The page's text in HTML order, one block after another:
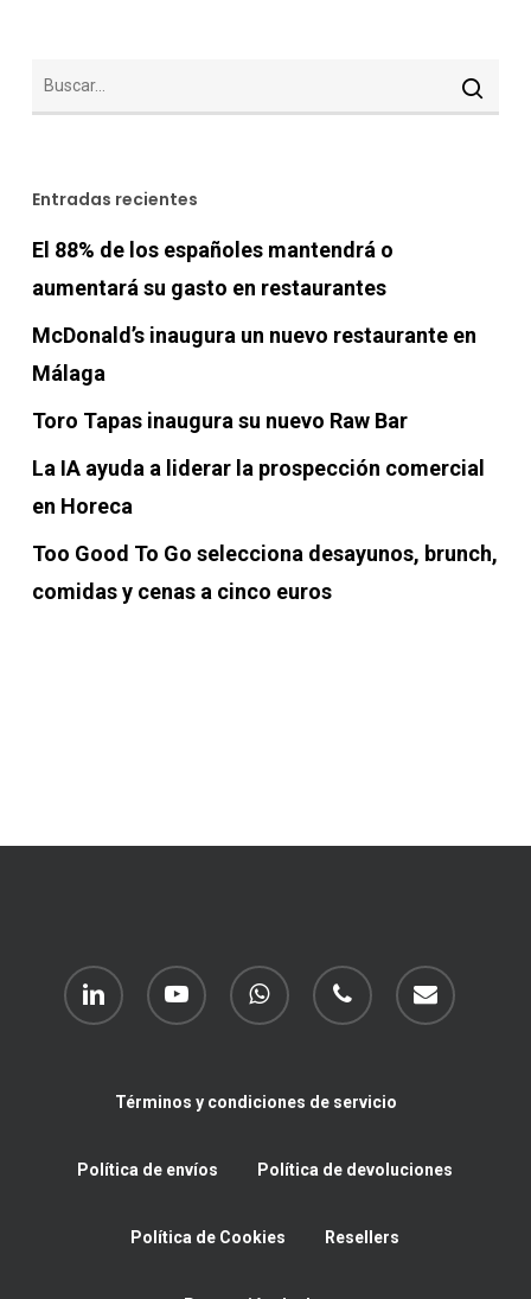
Entradas recientes
El 88% de los españoles mantendrá o
aumentará su gasto en restaurantes
McDonald’s inaugura un nuevo restaurante en
Málaga
Toro Tapas inaugura su nuevo Raw Bar
La IA ayuda a liderar la prospección comercial
en Horeca
Too Good To Go selecciona desayunos, brunch,
comidas y cenas a cinco euros
linkedin youtube whatsapp phone email
Términos y condiciones de servicio
Política de envíos Política de devoluciones
Política de Cookies Resellers